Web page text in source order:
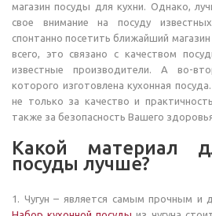
магазин посуды для кухни. Однако,
свое внимание на посуду
спонтанно посетить ближайший
всего, это связано с качеством
известные производители. А во-
которого изготовлена кухонная
не только за качество и
также за безопасность Вашего
Какой материал
посуды лучше?
1. Чугун – является самым прочным и